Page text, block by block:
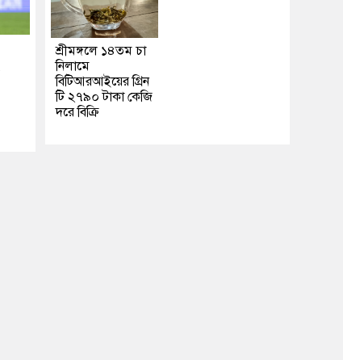
শ্রীমঙ্গলে ১৪তম চা
নিলামে
বিটিআরআইয়ের গ্রিন
টি ২৭৯০ টাকা কেজি
দরে বিক্রি